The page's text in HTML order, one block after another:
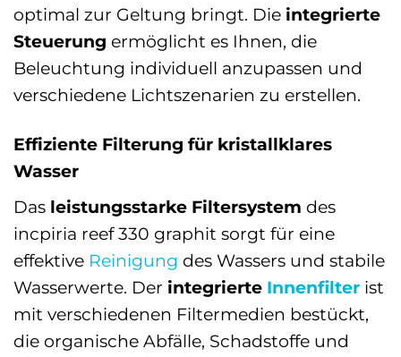
optimal zur Geltung bringt. Die integrierte
Steuerung ermöglicht es Ihnen, die
Beleuchtung individuell anzupassen und
verschiedene Lichtszenarien zu erstellen.
Effiziente Filterung für kristallklares
Wasser
Das leistungsstarke Filtersystem des
incpiria reef 330 graphit sorgt für eine
effektive Reinigung des Wassers und stabile
Wasserwerte. Der integrierte Innenfilter ist
mit verschiedenen Filtermedien bestückt,
die organische Abfälle, Schadstoffe und